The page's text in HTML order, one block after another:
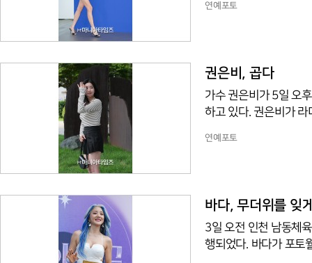
연예포토
권은비, 곱다
가수 권은비가 5일 오
하고 있다. 권은비가
연예포토
바다, 무더위를 잊
3일 오전 인천 남동체
행되었다. 바다가 포토